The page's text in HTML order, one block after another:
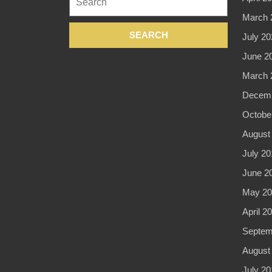
for:
March
July
June
March
August
July
June
May
April
August